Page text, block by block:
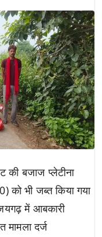
की बजाज प्लेटीना
को भी जब्त किया गया
में आबकारी
दर्ज